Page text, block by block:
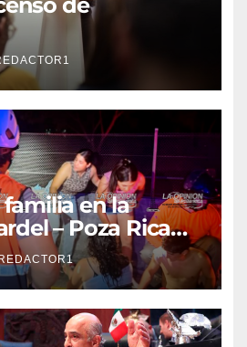
en la
– Poza Rica
por tardanza
municipal
REDACTOR1